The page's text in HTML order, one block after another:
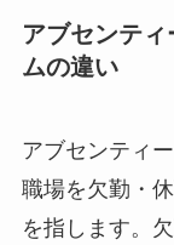
アブセンテ
ムの違い
アブセンティ
職場を欠勤・
を指します。